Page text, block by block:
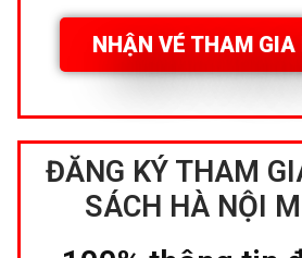
NHẬN VÉ THAM GIA
ĐĂNG KÝ THAM
SÁCH HÀ NỘI